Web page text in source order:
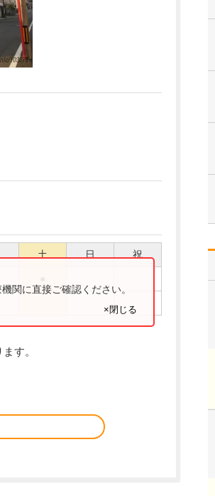
土 日 祝
関に直接ご確認ください。
×閉じる
す。